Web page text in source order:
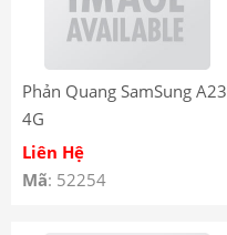
Phản Quang SamSung A23
4G
Liên Hệ
Mã: 52254